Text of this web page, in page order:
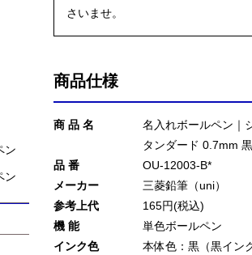
ン
ン
さいませ。
商品仕様
商 品 名
名入れボールペン｜
タンダード 0.7mm 黒
品 番
OU-12003-B*
メーカー
三菱鉛筆（uni）
参考上代
165円(税込)
機 能
単色ボールペン
インク色
本体色：黒（黒イン